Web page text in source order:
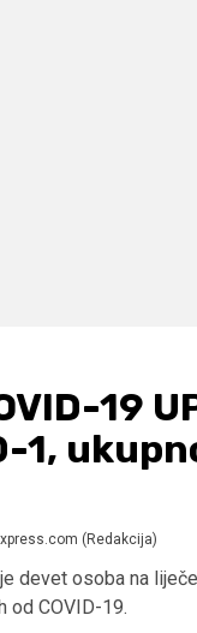
19
1,
(Redakcija)
devet osoba na
od COVID-19.